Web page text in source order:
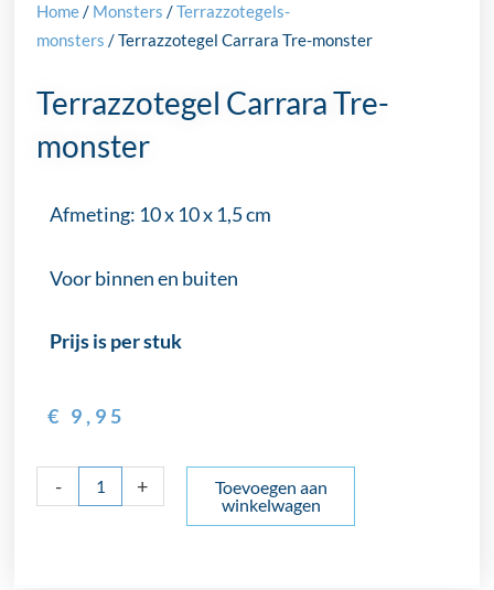
Home/ Monsters /Terrazzotegels-
monsters / Terrazzotegel Carrara Tre-monster
Terrazzotegel Carrara Tre-
monster
Afmeting: 10 x 10 x 1,5 cm
Voor binnen en buiten
Prijs is per stuk
€ 9,95
-
Terrazzotegel
Carrara
+
Toevoegen aan
winkelwagen